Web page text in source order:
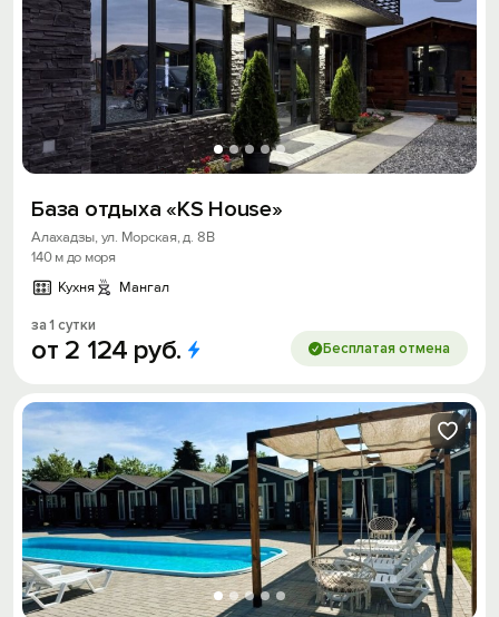
База отдыха «KS House»
Алахадзы, ул. Морская, д. 8В
140 м до моря
Кухня
Мангал
за 1 сутки
от 2 124 руб. Бесплатая отмена